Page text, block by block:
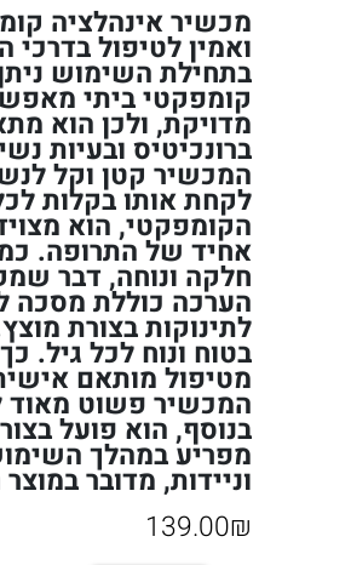
מכשיר אינהלציה
ואמין לטיפול
בתחילת השימוש
קומפקטי ביתי
מדויקת, ולכן הוא
ברונכיטיס ובעיות
המכשיר קטן וקל
לקחת אותו בקלות
הקומפקטי, הוא
אחיד של התרופה.
חלקה ונוחה, דבר
הערכה כוללת מסכה
לתינוקות בצורת
בטוח ונוח לכל גיל.
מטיפול מותאם
המכשיר פשוט מאוד
בנוסף, הוא פועל
מפריע במהלך
וניידות, מדובר
₪
139.00